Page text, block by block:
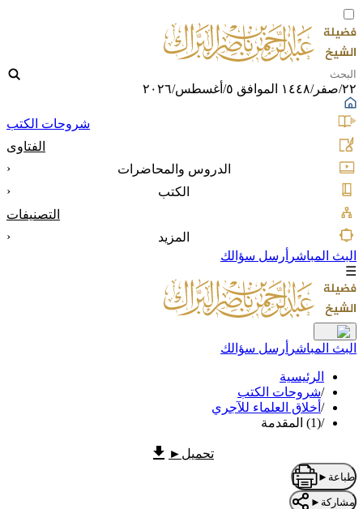
٢٢/صفر/١٤٤٨ الموافق ٥/أغسطس/٢٠٢٦
شروحات الكتب
الفتاوى
الدروس والمحاضرات
‹
الكتب
‹
التصنيفات
المزيد
‹
البث المباشر أرسل سؤالك
☰
البث المباشر أرسل سؤالك
الرئيسية
/شروحات الكتب
/ أخلاق العلماء للآجري
/(1) المقدمة
تحميل ►
طباعة ►
مشاركة ►